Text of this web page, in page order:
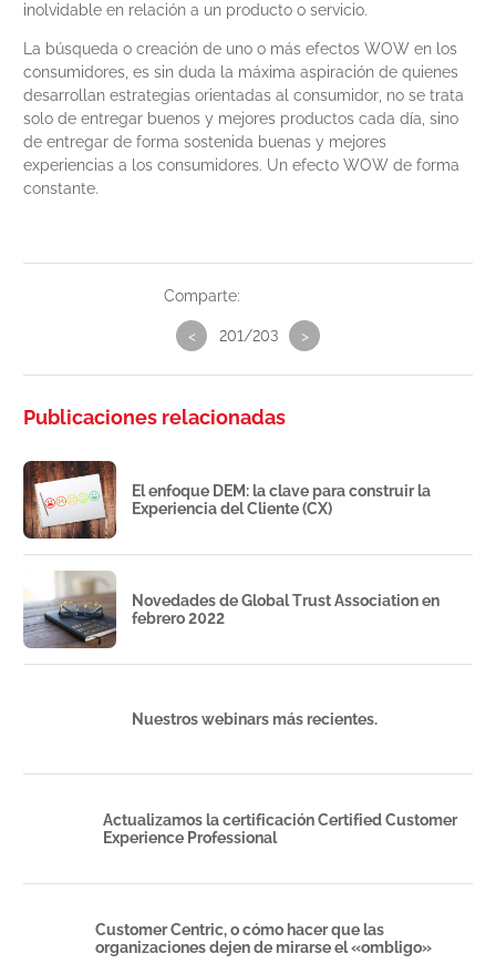
inolvidable en relación a un producto o servicio.
La búsqueda o creación de uno o más efectos WOW en los
consumidores, es sin duda la máxima aspiración de quienes
desarrollan estrategias orientadas al consumidor, no se trata
solo de entregar buenos y mejores productos cada día, sino
de entregar de forma sostenida buenas y mejores
experiencias a los consumidores. Un efecto WOW de forma
constante.
Comparte:
< 201/203 >
Publicaciones relacionadas
El enfoque DEM: la clave para construir la
Experiencia del Cliente (CX)
Novedades de Global Trust Association en
febrero 2022
Nuestros webinars más recientes.
Actualizamos la certificación Certified Customer
Experience Professional
Customer Centric, o cómo hacer que las
organizaciones dejen de mirarse el «ombligo»